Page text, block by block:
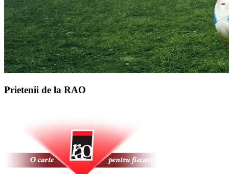
Prietenii de la RAO